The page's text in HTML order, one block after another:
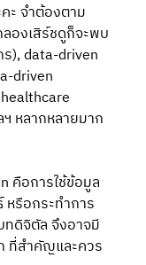
จำต้องตาม
องเสิร์ชดูก็จะพบ
), data-driven
driven
หลากหลายมาก
คือการใช้ข้อมูล
หรือกระทำการ
ทดิจิตัล จึงอาจมี
ที่สำคัญและควร